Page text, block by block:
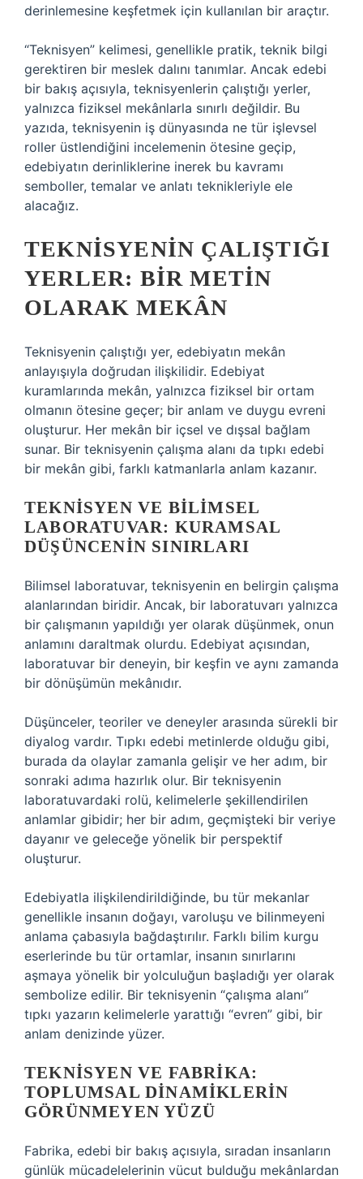
derinlemesine keşfetmek için kullanılan bir araçtır.
“Teknisyen” kelimesi, genellikle pratik, teknik bilgi
gerektiren bir meslek dalını tanımlar. Ancak edebi
bir bakış açısıyla, teknisyenlerin çalıştığı yerler,
yalnızca fiziksel mekânlarla sınırlı değildir. Bu
yazıda, teknisyenin iş dünyasında ne tür işlevsel
roller üstlendiğini incelemenin ötesine geçip,
edebiyatın derinliklerine inerek bu kavramı
semboller, temalar ve anlatı teknikleriyle ele
alacağız.
TEKNISYENIN ÇALIŞTIĞI
YERLER: BIR METIN
OLARAK MEKÂN
Teknisyenin çalıştığı yer, edebiyatın mekân
anlayışıyla doğrudan ilişkilidir. Edebiyat
kuramlarında mekân, yalnızca fiziksel bir ortam
olmanın ötesine geçer; bir anlam ve duygu evreni
oluşturur. Her mekân bir içsel ve dışsal bağlam
sunar. Bir teknisyenin çalışma alanı da tıpkı edebi
bir mekân gibi, farklı katmanlarla anlam kazanır.
TEKNISYEN VE BILIMSEL
LABORATUVAR: KURAMSAL
DÜŞÜNCENIN SINIRLARI
Bilimsel laboratuvar, teknisyenin en belirgin çalışma
alanlarından biridir. Ancak, bir laboratuvarı yalnızca
bir çalışmanın yapıldığı yer olarak düşünmek, onun
anlamını daraltmak olurdu. Edebiyat açısından,
laboratuvar bir deneyin, bir keşfin ve aynı zamanda
bir dönüşümün mekânıdır.
Düşünceler, teoriler ve deneyler arasında sürekli bir
diyalog vardır. Tıpkı edebi metinlerde olduğu gibi,
burada da olaylar zamanla gelişir ve her adım, bir
sonraki adıma hazırlık olur. Bir teknisyenin
laboratuvardaki rolü, kelimelerle şekillendirilen
anlamlar gibidir; her bir adım, geçmişteki bir veriye
dayanır ve geleceğe yönelik bir perspektif
oluşturur.
Edebiyatla ilişkilendirildiğinde, bu tür mekanlar
genellikle insanın doğayı, varoluşu ve bilinmeyeni
anlama çabasıyla bağdaştırılır. Farklı bilim kurgu
eserlerinde bu tür ortamlar, insanın sınırlarını
aşmaya yönelik bir yolculuğun başladığı yer olarak
sembolize edilir. Bir teknisyenin “çalışma alanı”
tıpkı yazarın kelimelerle yarattığı “evren” gibi, bir
anlam denizinde yüzer.
TEKNISYEN VE FABRIKA:
TOPLUMSAL DINAMIKLERIN
GÖRÜNMEYEN YÜZÜ
Fabrika, edebi bir bakış açısıyla, sıradan insanların
günlük mücadelelerinin vücut bulduğu mekânlardan